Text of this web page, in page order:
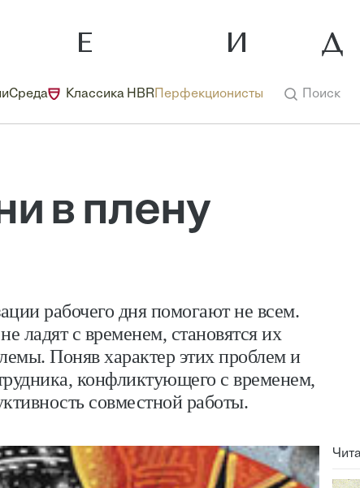
Среда Классика HBR Перфекционисты Поиск
в плену
рабочего дня помогают не всем.
ладят с временем, становятся их
Поняв характер этих проблем и
конфликтующего с временем,
совместной работы.